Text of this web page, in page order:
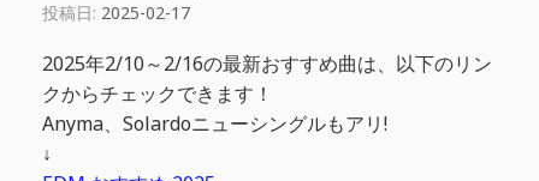
投稿日: 2025-02-17
2025年2/10～2/16の最新おすすめ曲は、以下のリン
クからチェックできます！
Anyma、Solardoニューシングルもアリ!
↓